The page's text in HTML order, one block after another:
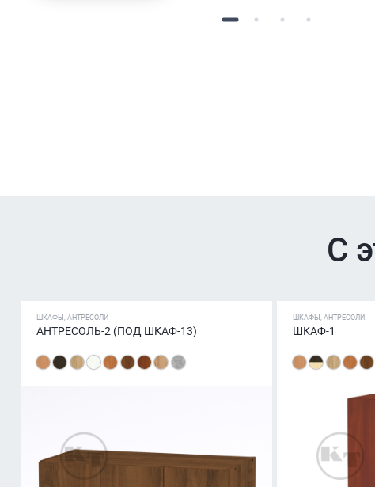
С
ШКАФЫ, АНТРЕСОЛИ
АНТРЕСОЛЬ-2 (ПОД ШКАФ-13)
ШКАФЫ, АНТРЕСОЛИ
ШКАФ-1